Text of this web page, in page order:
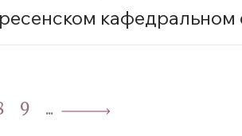
кафедральном
9 ...